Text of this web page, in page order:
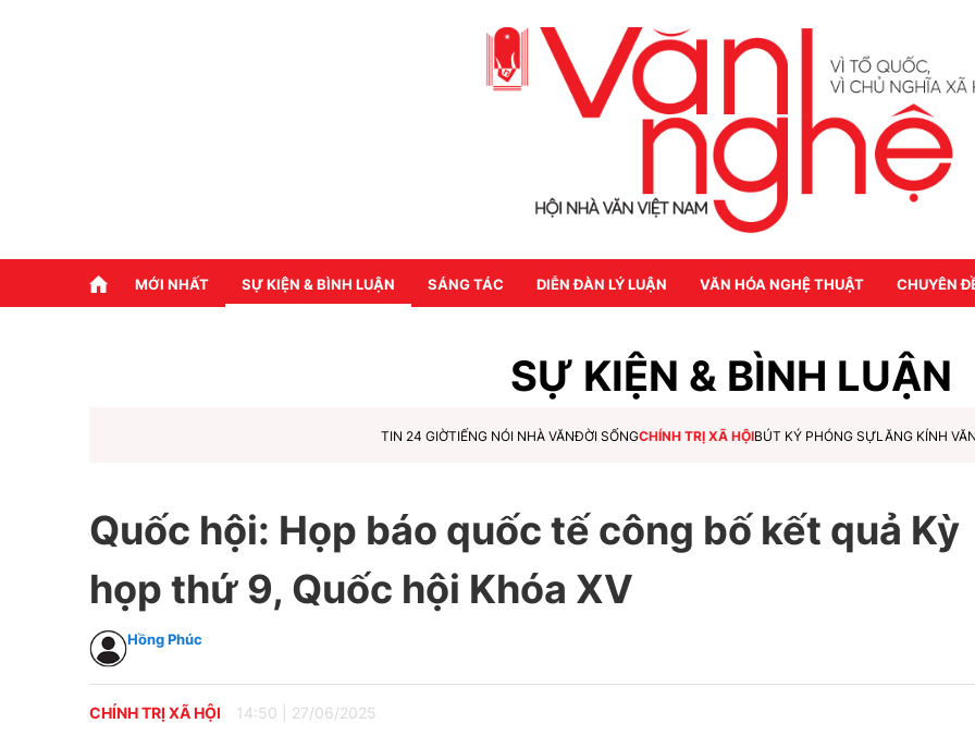
MỚI NHẤT SỰ KIỆN & BÌNH LUẬN SÁNG TÁC DIỄN ĐÀN LÝ LUẬN VĂN HÓA NGHỆ THUẬT CHUYÊN
SỰ KIỆN & BÌNH LUẬN
TIN 24 GIỜTIẾNG NÓI NHÀ VĂNĐỜI SỐNGCHÍNH TRỊ XÃ HỘIBÚT KÝ PHÓNG SỰLĂNG KÍNH
Quốc hội: Họp báo quốc tế công bố kết quả Kỳ
họp thứ 9, Quốc hội Khóa XV
Hồng Phúc
CHÍNH TRỊ XÃ HỘI 14:50 27/06/2025